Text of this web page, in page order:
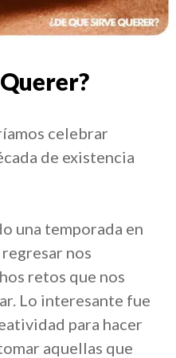
celebrar
de existencia
una temporada en
regresar nos
retos que nos
Lo interesante fue
para hacer
aquellas que